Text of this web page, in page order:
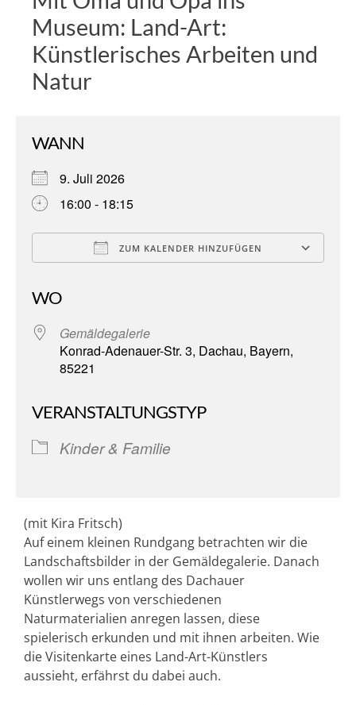
Museum: Land-Art:
Künstlerisches Arbeiten und
Natur
WANN
9. Juli 2026
16:00 - 18:15
ZUM KALENDER HINZUFÜGEN
WO
Gemäldegalerie
Konrad-Adenauer-Str. 3, Dachau, Bayern,
85221
VERANSTALTUNGSTYP
Kinder & Familie
(mit Kira Fritsch)
Auf einem kleinen Rundgang betrachten wir die
Landschaftsbilder in der Gemäldegalerie. Danach
wollen wir uns entlang des Dachauer
Künstlerwegs von verschiedenen
Naturmaterialien anregen lassen, diese
spielerisch erkunden und mit ihnen arbeiten. Wie
die Visitenkarte eines Land-Art-Künstlers
aussieht, erfährst du dabei auch.